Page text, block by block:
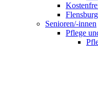
Senioren/-innen
Pflege